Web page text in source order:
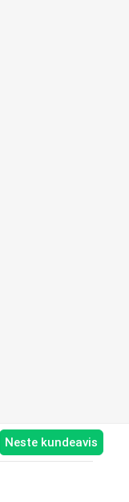
Neste kundeavis